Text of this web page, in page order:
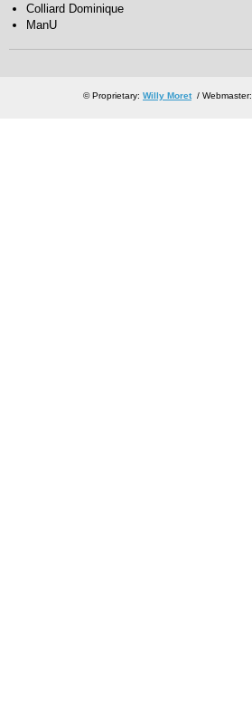
Colliard Dominique
ManU
© Proprietary: Willy Moret/ Webmaster: